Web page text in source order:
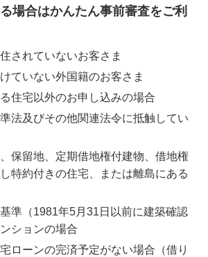
場合はかんたん事前審査をご利
されていないお客さま
ていない外国籍のお客さま
住宅以外のお申し込みの場合
法及びその他関連法令に抵触してい
保留地、定期借地権付建物、借地権
特約付きの住宅、または離島にある
準（1981年5月31日以前に建築確認
ションの場合
ローンの完済予定がない場合（借り